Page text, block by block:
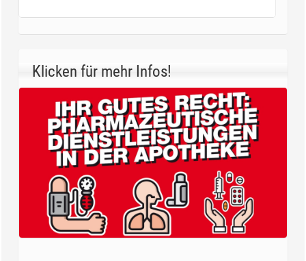
Klicken für mehr Infos!